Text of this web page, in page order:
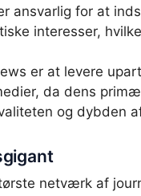
ansvarlig for at
interesser,
er at levere
da dens
og dybden
netværk af